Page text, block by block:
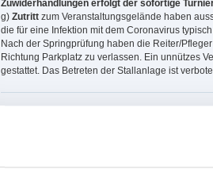
Zuwiderhandlungen erfolgt der sofortige
g) Zutritt zum Veranstaltungsgelände haben
die für eine Infektion mit dem Coronavirus
Nach der Springprüfung haben die Reiter/
Richtung Parkplatz zu verlassen. Ein unnützes
gestattet. Das Betreten der Stallanlage ist